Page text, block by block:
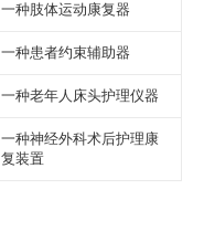
一种肢体运动康复器
一种患者约束辅助器
一种老年人床头护理仪器
一种神经外科术后护理康
复装置